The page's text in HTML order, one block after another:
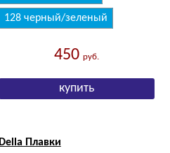
128 черный/зеленый
450 руб.
Della Плавки